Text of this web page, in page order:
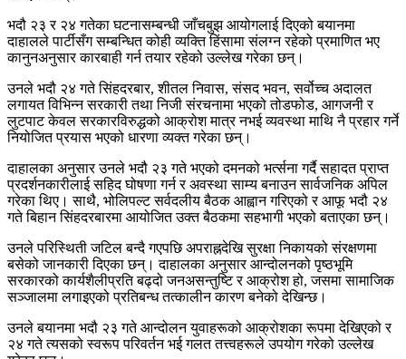
भदौ २३ र २४ गतेका घटनासम्बन्धी जाँचबुझ आयोगलाई दिएको बयानमा
दाहालले पार्टीसँग सम्बन्धित कोही व्यक्ति हिंसामा संलग्न रहेको प्रमाणित भए
कानुनअनुसार कारबाही गर्न तयार रहेको उल्लेख गरेका छन्।
उनले भदौ २४ गते सिंहदरबार, शीतल निवास, संसद भवन, सर्वोच्च अदालत
लगायत विभिन्न सरकारी तथा निजी संरचनामा भएको तोडफोड, आगजनी र
लुटपाट केवल सरकारविरुद्धको आक्रोश मात्र नभई व्यवस्था माथि नै प्रहार गर्ने
नियोजित प्रयास भएको धारणा व्यक्त गरेका छन्।
दाहालका अनुसार उनले भदौ २३ गते भएको दमनको भर्त्सना गर्दै सहादत प्राप्त
प्रदर्शनकारीलाई सहिद घोषणा गर्न र अवस्था साम्य बनाउन सार्वजनिक अपिल
गरेका थिए। साथै, भोलिपल्ट सर्वदलीय बैठक आह्वान गरिएको र आफू भदौ २४
गते बिहान सिंहदरबारमा आयोजित उक्त बैठकमा सहभागी भएको बताएका छन्।
उनले परिस्थिती जटिल बन्दै गएपछि अपराह्नदेखि सुरक्षा निकायको संरक्षणमा
बसेको जानकारी दिएका छन्। दाहालका अनुसार आन्दोलनको पृष्ठभूमि
सरकारको कार्यशैलीप्रति बढ्दो जनअसन्तुष्टि र आक्रोश हो, जसमा सामाजिक
सञ्जालमा लगाइएको प्रतिबन्ध तत्कालीन कारण बनेको देखिन्छ।
उनले बयानमा भदौ २३ गते आन्दोलन युवाहरूको आक्रोशका रूपमा देखिएको र
२४ गते त्यसको स्वरूप परिवर्तन भई गलत तत्त्वहरूले उपयोग गरेको उल्लेख